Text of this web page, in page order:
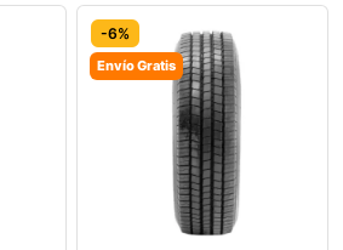
-6%
Envío Gratis